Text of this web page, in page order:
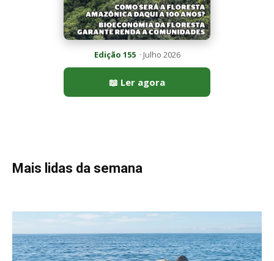
Peixe-lua emerge horizontalmente na superfície oceânica para
permitir que aves marinhas removam ectoparasitas